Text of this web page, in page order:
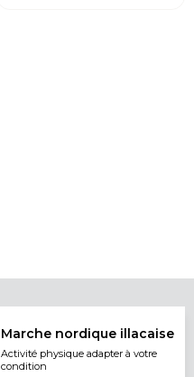
Marche nordique illacaise
Activité physique adapter à votre
condition